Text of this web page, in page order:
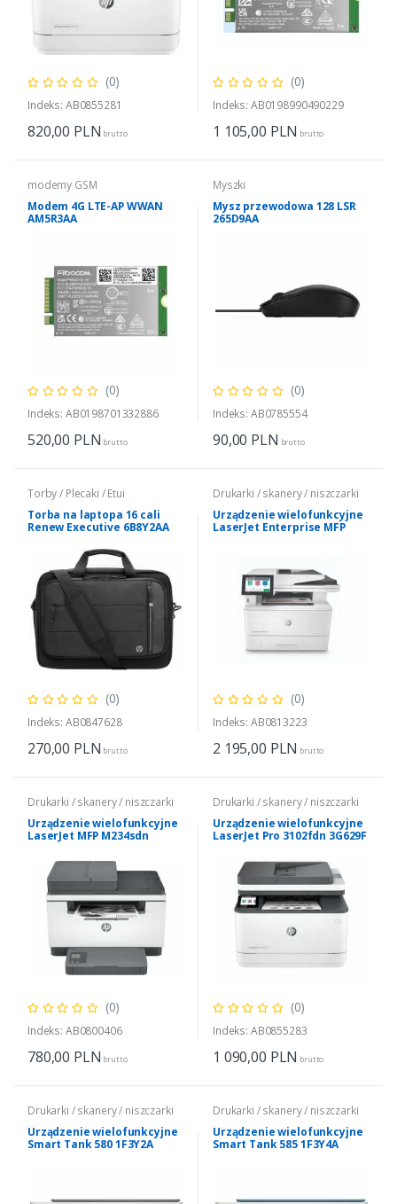
(0)
Indeks: AB0855281
820,00 PLN brutto
(0)
Indeks: AB0198990490229
1 105,00 PLN brutto
modemy GSM
Modem 4G LTE-AP WWAN
AM5R3AA
(0)
Indeks: AB0198701332886
520,00 PLN brutto
Myszki
Mysz przewodowa 128 LSR
265D9AA
(0)
Indeks: AB0785554
90,00 PLN brutto
Torby / Plecaki / Etui
Torba na laptopa 16 cali
Renew Executive 6B8Y2AA
(0)
Indeks: AB0847628
270,00 PLN brutto
Drukarki / skanery / niszczarki
Urządzenie wielofunkcyjne
LaserJet Enterprise MFP
(0)
Indeks: AB0813223
2 195,00 PLN brutto
Drukarki / skanery / niszczarki
Urządzenie wielofunkcyjne
LaserJet MFP M234sdn
(0)
Indeks: AB0800406
780,00 PLN brutto
Drukarki / skanery / niszczarki
Urządzenie wielofunkcyjne
LaserJet Pro 3102fdn 3G629F
(0)
Indeks: AB0855283
1 090,00 PLN brutto
Drukarki / skanery / niszczarki
Urządzenie wielofunkcyjne
Smart Tank 580 1F3Y2A
Drukarki / skanery / niszczarki
Urządzenie wielofunkcyjne
Smart Tank 585 1F3Y4A